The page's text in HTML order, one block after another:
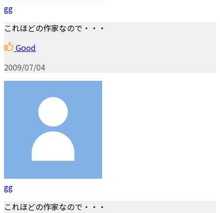
gg
これほどの作家なので・・・
Good
2009/07/04
gg
これほどの作家なので・・・